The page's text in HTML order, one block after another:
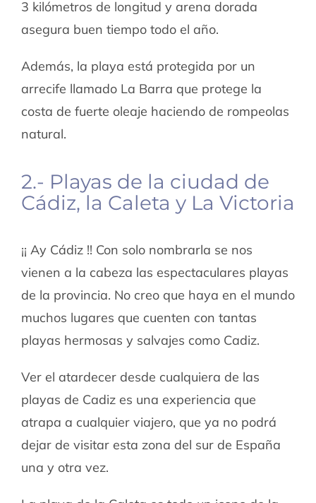
3 kilómetros de longitud y arena dorada
asegura buen tiempo todo el año.
Además, la playa está protegida por un
arrecife llamado La Barra que protege la
costa de fuerte oleaje haciendo de rompeolas
natural.
2.- Playas de la ciudad de
Cádiz, la Caleta y La Victoria
¡¡ Ay Cádiz !! Con solo nombrarla se nos
vienen a la cabeza las espectaculares playas
de la provincia. No creo que haya en el mundo
muchos lugares que cuenten con tantas
playas hermosas y salvajes como Cadiz.
Ver el atardecer desde cualquiera de las
playas de Cadiz es una experiencia que
atrapa a cualquier viajero, que ya no podrá
dejar de visitar esta zona del sur de España
una y otra vez.